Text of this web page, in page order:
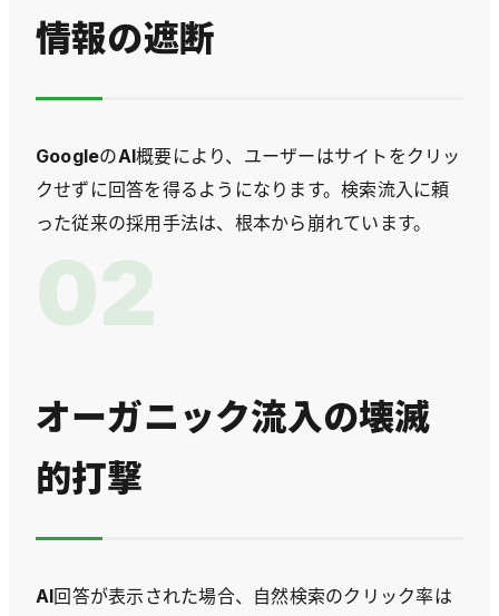
情報の遮断
GoogleのAI概要により、ユーザーはサイトをクリッ
クせずに回答を得るようになります。検索流入に頼
った従来の採用手法は、根本から崩れています。
02
オーガニック流入の壊滅
的打撃
AI回答が表示された場合、自然検索のクリック率は